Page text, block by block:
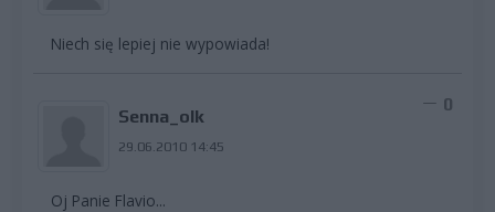
Niech się lepiej nie wypowiada!
Senna_olk
29.06.2010 14:45
0
Oj Panie Flavio...